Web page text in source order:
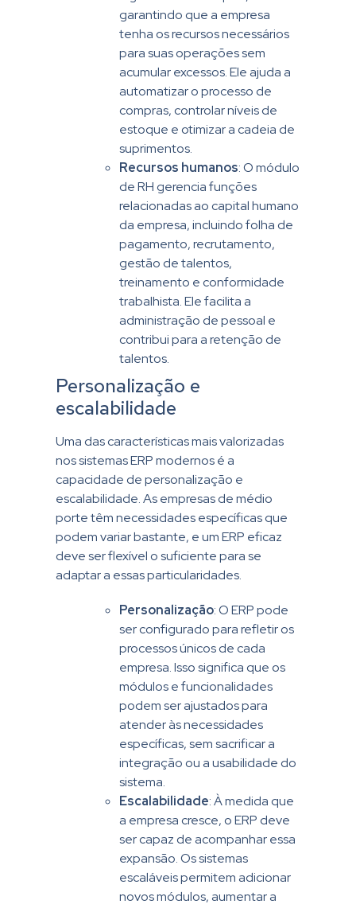
garantindo que a empresa
tenha os recursos necessários
para suas operações sem
acumular excessos. Ele ajuda a
automatizar o processo de
compras, controlar níveis de
estoque e otimizar a cadeia de
suprimentos.
Recursos humanos: O módulo
de RH gerencia funções
relacionadas ao capital humano
da empresa, incluindo folha de
pagamento, recrutamento,
gestão de talentos,
treinamento e conformidade
trabalhista. Ele facilita a
administração de pessoal e
contribui para a retenção de
talentos.
Personalização e
escalabilidade
Uma das características mais valorizadas
nos sistemas ERP modernos é a
capacidade de personalização e
escalabilidade. As empresas de médio
porte têm necessidades específicas que
podem variar bastante, e um ERP eficaz
deve ser flexível o suficiente para se
adaptar a essas particularidades.
Personalização: O ERP pode
ser configurado para refletir os
processos únicos de cada
empresa. Isso significa que os
módulos e funcionalidades
podem ser ajustados para
atender às necessidades
específicas, sem sacrificar a
integração ou a usabilidade do
sistema.
Escalabilidade: À medida que
a empresa cresce, o ERP deve
ser capaz de acompanhar essa
expansão. Os sistemas
escaláveis permitem adicionar
novos módulos, aumentar a